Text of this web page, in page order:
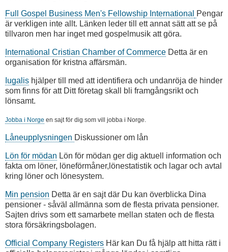
Full Gospel Business Men's Fellowship International
Pengar
är verkligen inte allt. Länken leder till ett annat sätt att se på
tillvaron men har inget med gospelmusik att göra.
International Cristian Chamber of Commerce Detta är en
organisation för kristna affärsmän.
Iugalis hjälper till med att identifiera och undanröja de hinder
som finns för att Ditt företag skall bli framgångsrikt och
lönsamt.
Jobba i Norge en sajt för dig som vill jobba i Norge.
Låneupplysningen Diskussioner om lån
Lön för mödan Lön för mödan ger dig aktuell information och
fakta om löner, löneförmåner,lönestatistik och lagar och avtal
kring löner och lönesystem.
Min pension Detta är en sajt där Du kan överblicka Dina
pensioner - såväl allmänna som de flesta privata pensioner.
Sajten drivs som ett samarbete mellan staten och de flesta
stora försäkringsbolagen.
Official Company Registers Här kan Du få hjälp att hitta rätt i